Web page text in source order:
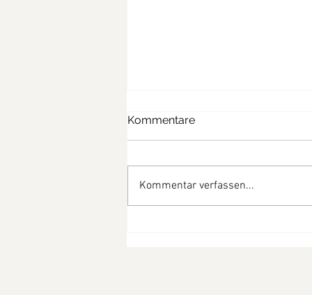
Spinat-Cannelloni
Kommentare
Kommentar verfassen...